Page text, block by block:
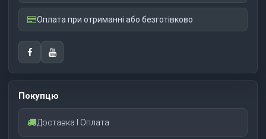
Оплата при отриманні або безготівково
Покупцю
Доставка І Оплата